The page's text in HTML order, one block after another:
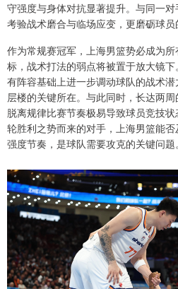
守强度与身体对抗显著提升。与同一
考验战术磨合与临场应变，更磨砺球员
作为常规赛冠军，上海男篮势必成为
标，战术打法的弱点将被置于放大镜
有阵容基础上进一步调动球队的战术
层楼的关键所在。与此同时，长达两
脱离规律比赛节奏极易导致球员竞技
轮胜利之势而来的对手，上海男篮能
强度节奏，是球队需要攻克的关键问题。